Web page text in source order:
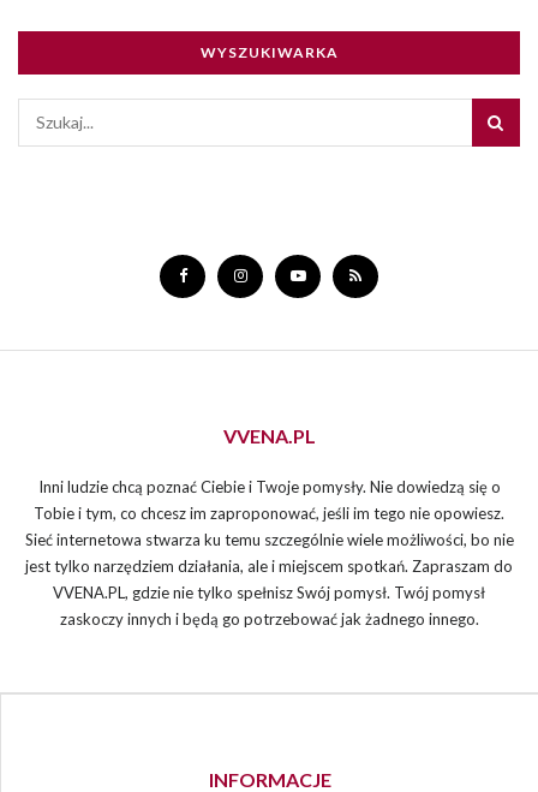
WYSZUKIWARKA
VVENA.PL
Inni ludzie chcą poznać Ciebie i Twoje pomysły. Nie dowiedzą się o
Tobie i tym, co chcesz im zaproponować, jeśli im tego nie opowiesz.
Sieć internetowa stwarza ku temu szczególnie wiele możliwości, bo nie
jest tylko narzędziem działania, ale i miejscem spotkań. Zapraszam do
VVENA.PL, gdzie nie tylko spełnisz Swój pomysł. Twój pomysł
zaskoczy innych i będą go potrzebować jak żadnego innego.
INFORMACJE